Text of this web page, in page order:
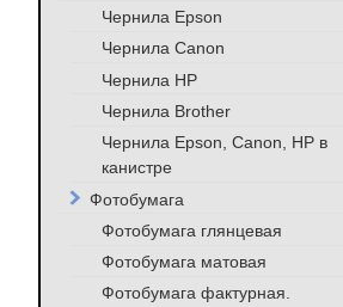
Чернила Epson
Чернила Canon
Чернила HP
Чернила Brother
Чернила Epson, Canon, HP в
канистре
Фотобумага
Фотобумага глянцевая
Фотобумага матовая
Фотобумага фактурная.